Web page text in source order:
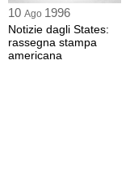
10 Ago 1996
Notizie dagli States:
rassegna stampa
americana